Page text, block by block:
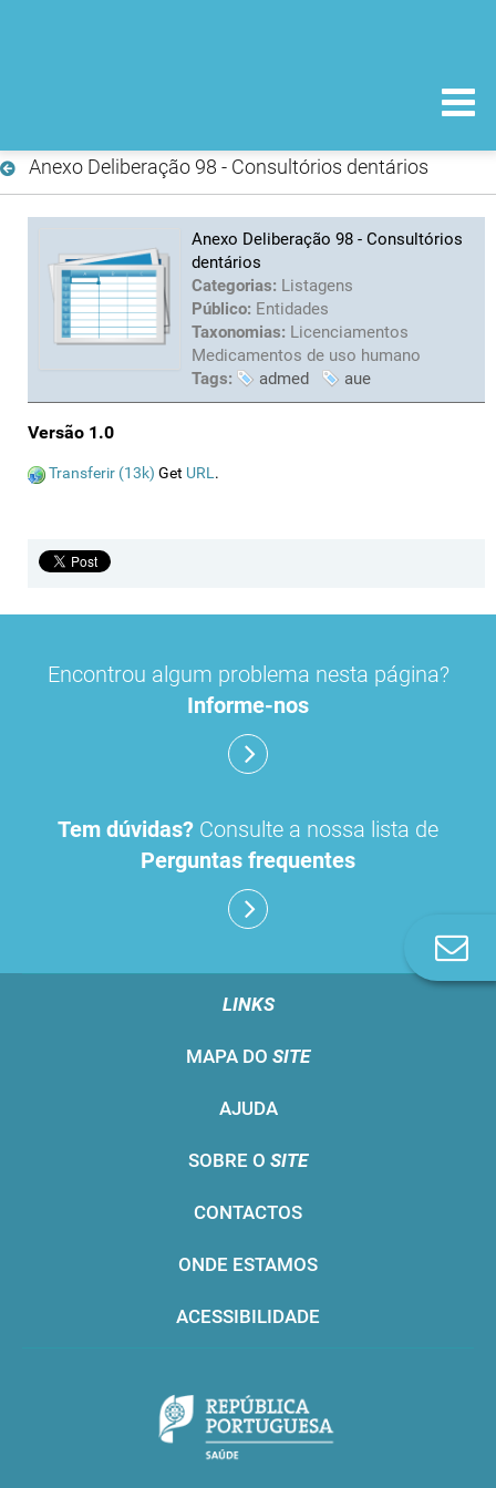
Anexo Deliberação 98 - Consultórios dentários
Anexo Deliberação 98 - Consultórios
dentários
Categorias: Listagens
Público: Entidades
Taxonomias: Licenciamentos
Medicamentos de uso humano
Tags:
admed aue
Versão 1.0
Transferir (13k) Get URL.
Encontrou algum problema nesta página?
Informe-nos
Tem dúvidas? Consulte a nossa lista de
Perguntas frequentes
LINKS
MAPA DO SITE
AJUDA
SOBRE O SITE
CONTACTOS
ONDE ESTAMOS
ACESSIBILIDADE